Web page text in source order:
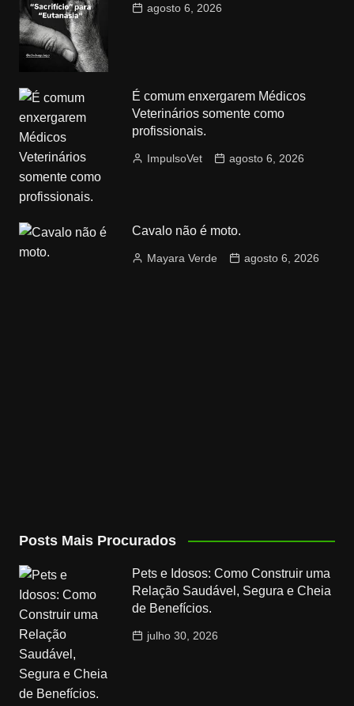
agosto 6, 2026
É comum enxergarem Médicos
Veterinários somente como
profissionais.
ImpulsoVet agosto 6, 2026
Cavalo não é moto.
Mayara Verde agosto 6, 2026
Posts Mais Procurados
Pets e Idosos: Como Construir uma
Relação Saudável, Segura e Cheia
de Benefícios.
julho 30, 2026